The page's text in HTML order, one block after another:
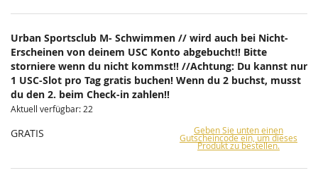
Urban Sportsclub M- Schwimmen // wird auch bei Nicht-
Erscheinen von deinem USC Konto abgebucht!! Bitte
storniere wenn du nicht kommst!! //Achtung: Du kannst nur
1 USC-Slot pro Tag gratis buchen! Wenn du 2 buchst, musst
du den 2. beim Check-in zahlen!!
Aktuell verfügbar: 22
GRATIS Geben Sie unten einen
Gutscheincode ein, um dieses
Produkt zu bestellen.